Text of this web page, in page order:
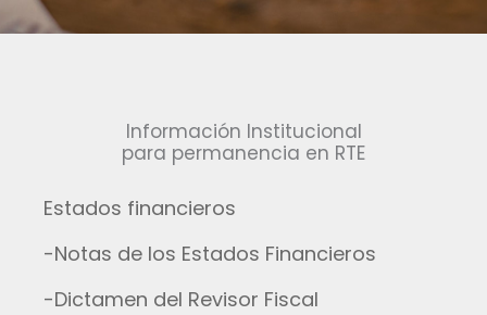
Información Institucional
para permanencia en RTE
Estados financieros
-Notas de los Estados Financieros
-Dictamen del Revisor Fiscal